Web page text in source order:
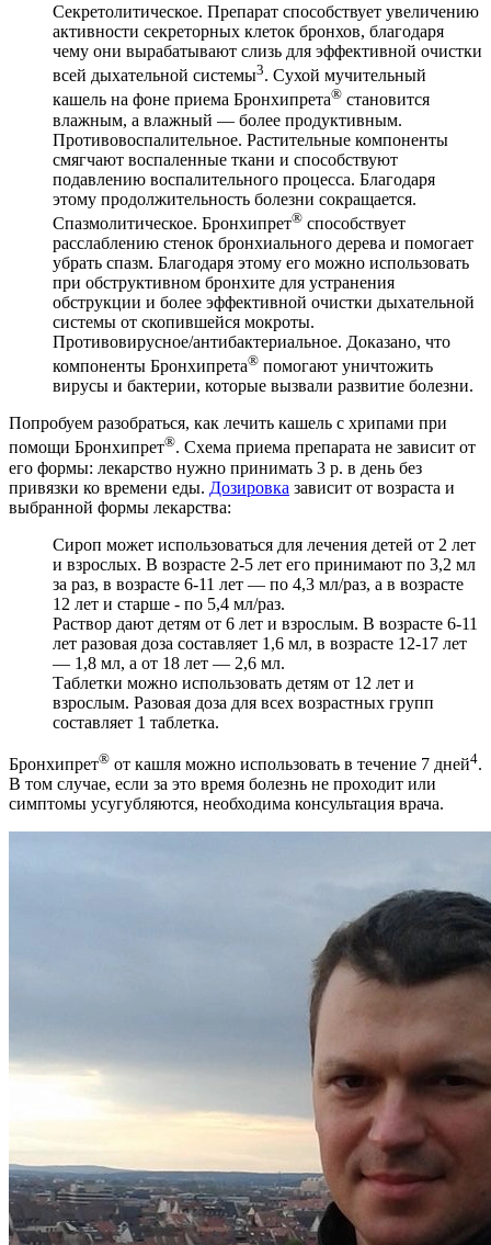
Секретолитическое. Препарат способствует увеличению
активности секреторных клеток бронхов, благодаря
чему они вырабатывают слизь для эффективной очистки
всей дыхательной системы3. Сухой мучительный
кашель на фоне приема Бронхипрета® становится
влажным, а влажный — более продуктивным.
Противовоспалительное. Растительные компоненты
смягчают воспаленные ткани и способствуют
подавлению воспалительного процесса. Благодаря
этому продолжительность болезни сокращается.
Спазмолитическое. Бронхипрет® способствует
расслаблению стенок бронхиального дерева и помогает
убрать спазм. Благодаря этому его можно использовать
при обструктивном бронхите для устранения
обструкции и более эффективной очистки дыхательной
системы от скопившейся мокроты.
Противовирусное/антибактериальное. Доказано, что
компоненты Бронхипрета® помогают уничтожить
вирусы и бактерии, которые вызвали развитие болезни.
Попробуем разобраться, как лечить кашель с хрипами при
помощи Бронхипрет®. Схема приема препарата не зависит от
его формы: лекарство нужно принимать 3 р. в день без
привязки ко времени еды. Дозировка зависит от возраста и
выбранной формы лекарства:
Сироп может использоваться для лечения детей от 2 лет
и взрослых. В возрасте 2-5 лет его принимают по 3,2 мл
за раз, в возрасте 6-11 лет — по 4,3 мл/раз, а в возрасте
12 лет и старше - по 5,4 мл/раз.
Раствор дают детям от 6 лет и взрослым. В возрасте 6-11
лет разовая доза составляет 1,6 мл, в возрасте 12-17 лет
— 1,8 мл, а от 18 лет — 2,6 мл.
Таблетки можно использовать детям от 12 лет и
взрослым. Разовая доза для всех возрастных групп
составляет 1 таблетка.
Бронхипрет® от кашля можно использовать в течение 7 дней4.
В том случае, если за это время болезнь не проходит или
симптомы усугубляются, необходима консультация врача.